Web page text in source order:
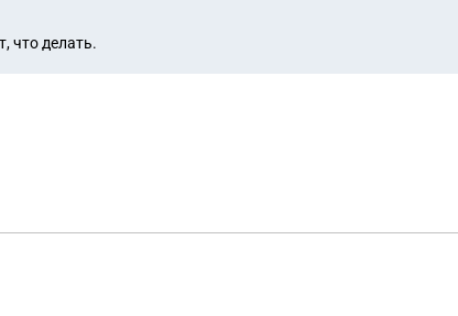
что делать.